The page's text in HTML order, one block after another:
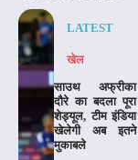
LATEST
खेल
साउथ अफ्रीका
दौरे का बदला पूरा
शेड्यूल, टीम इंडिया
खेलेगी अब इतने
मुकाबले